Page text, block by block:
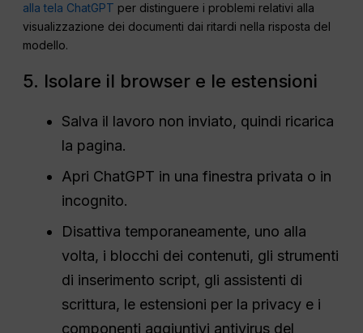
alla tela ChatGPT per distinguere i problemi relativi alla
visualizzazione dei documenti dai ritardi nella risposta del
modello.
5. Isolare il browser e le estensioni
Salva il lavoro non inviato, quindi ricarica
la pagina.
Apri ChatGPT in una finestra privata o in
incognito.
Disattiva temporaneamente, uno alla
volta, i blocchi dei contenuti, gli strumenti
di inserimento script, gli assistenti di
scrittura, le estensioni per la privacy e i
componenti aggiuntivi antivirus del